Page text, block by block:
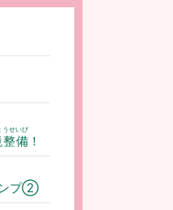
備
うせいび
！
ンプ②